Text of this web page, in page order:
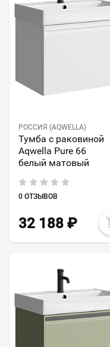
РОССИЯ (AQWELLA)
Тумба с раковиной
Aqwella Pure 66
белый матовый
0 ОТЗЫВОВ
32 188 ₽